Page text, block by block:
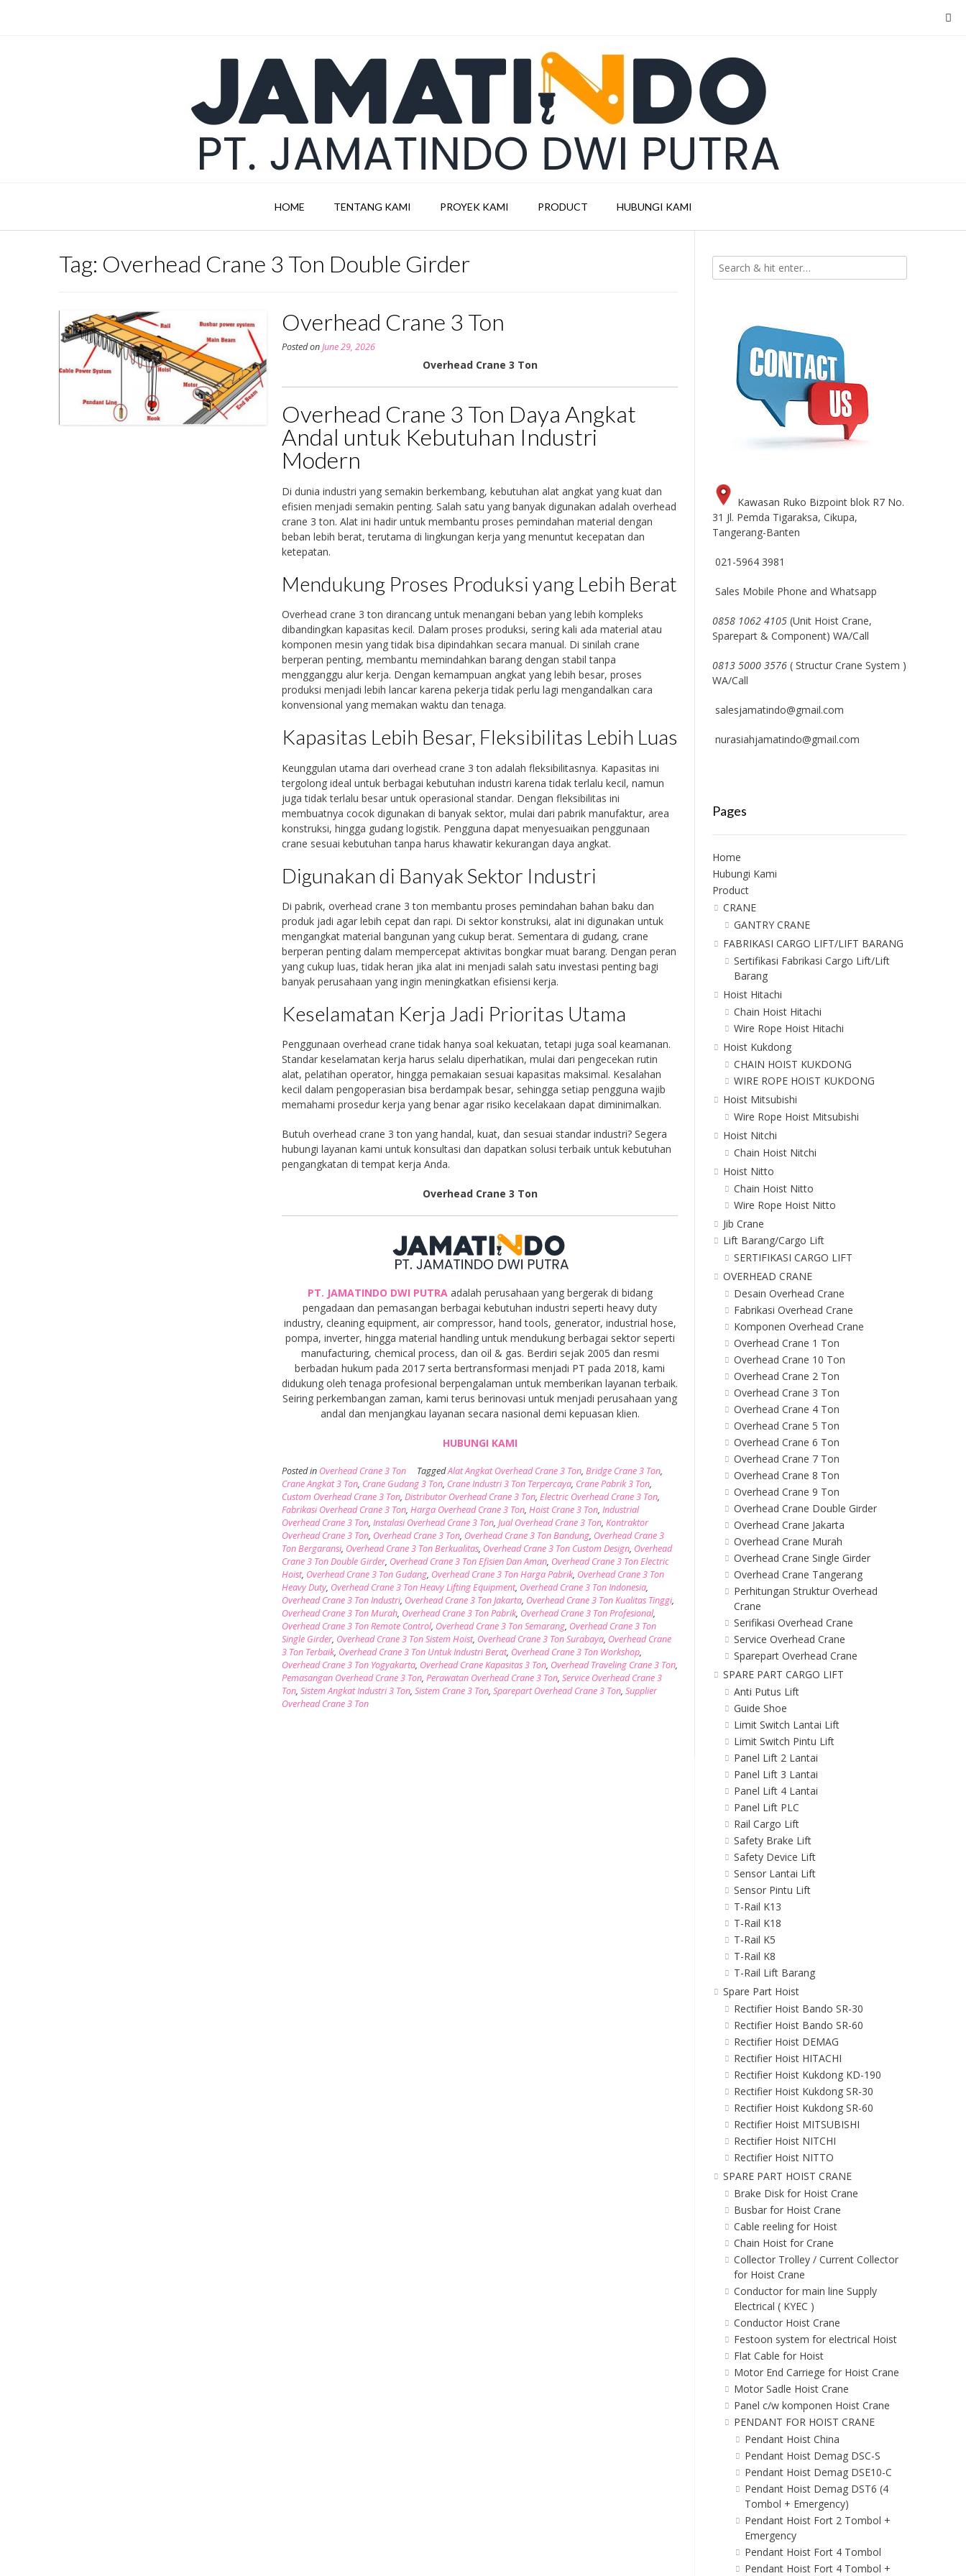
HOME TENTANG KAMI PROYEK KAMI PRODUCT HUBUNGI KAMI
Tag: Overhead Crane 3 Ton Double Girder
Overhead Crane 3 Ton
Posted onJune 29, 2026
Overhead Crane 3 Ton
Overhead Crane 3 Ton Daya Angkat
Andal untuk Kebutuhan Industri
Modern
Di dunia industri yang semakin berkembang, kebutuhan alat angkat yang kuat dan
efisien menjadi semakin penting. Salah satu yang banyak digunakan adalah overhead
crane 3 ton. Alat ini hadir untuk membantu proses pemindahan material dengan
beban lebih berat, terutama di lingkungan kerja yang menuntut kecepatan dan
ketepatan.
Mendukung Proses Produksi yang Lebih Berat
Overhead crane 3 ton dirancang untuk menangani beban yang lebih kompleks
dibandingkan kapasitas kecil. Dalam proses produksi, sering kali ada material atau
komponen mesin yang tidak bisa dipindahkan secara manual. Di sinilah crane
berperan penting, membantu memindahkan barang dengan stabil tanpa
mengganggu alur kerja. Dengan kemampuan angkat yang lebih besar, proses
produksi menjadi lebih lancar karena pekerja tidak perlu lagi mengandalkan cara
konvensional yang memakan waktu dan tenaga.
Kapasitas Lebih Besar, Fleksibilitas Lebih Luas
Keunggulan utama dari overhead crane 3 ton adalah fleksibilitasnya. Kapasitas ini
tergolong ideal untuk berbagai kebutuhan industri karena tidak terlalu kecil, namun
juga tidak terlalu besar untuk operasional standar. Dengan fleksibilitas ini
membuatnya cocok digunakan di banyak sektor, mulai dari pabrik manufaktur, area
konstruksi, hingga gudang logistik. Pengguna dapat menyesuaikan penggunaan
crane sesuai kebutuhan tanpa harus khawatir kekurangan daya angkat.
Digunakan di Banyak Sektor Industri
Di pabrik, overhead crane 3 ton membantu proses pemindahan bahan baku dan
produk jadi agar lebih cepat dan rapi. Di sektor konstruksi, alat ini digunakan untuk
mengangkat material bangunan yang cukup berat. Sementara di gudang, crane
berperan penting dalam mempercepat aktivitas bongkar muat barang. Dengan peran
yang cukup luas, tidak heran jika alat ini menjadi salah satu investasi penting bagi
banyak perusahaan yang ingin meningkatkan efisiensi kerja.
Keselamatan Kerja Jadi Prioritas Utama
Penggunaan overhead crane tidak hanya soal kekuatan, tetapi juga soal keamanan.
Standar keselamatan kerja harus selalu diperhatikan, mulai dari pengecekan rutin
alat, pelatihan operator, hingga pemakaian sesuai kapasitas maksimal. Kesalahan
kecil dalam pengoperasian bisa berdampak besar, sehingga setiap pengguna wajib
memahami prosedur kerja yang benar agar risiko kecelakaan dapat diminimalkan.
Butuh overhead crane 3 ton yang handal, kuat, dan sesuai standar industri? Segera
hubungi layanan kami untuk konsultasi dan dapatkan solusi terbaik untuk kebutuhan
pengangkatan di tempat kerja Anda.
Overhead Crane 3 Ton
PT. JAMATINDO DWI PUTRAadalah perusahaan yang bergerak di bidang
pengadaan dan pemasangan berbagai kebutuhan industri seperti heavy duty
industry, cleaning equipment, air compressor, hand tools, generator, industrial hose,
pompa, inverter, hingga material handling untuk mendukung berbagai sektor seperti
manufacturing, chemical process, dan oil & gas. Berdiri sejak 2005 dan resmi
berbadan hukum pada 2017 serta bertransformasi menjadi PT pada 2018, kami
didukung oleh tenaga profesional berpengalaman untuk memberikan layanan terbaik.
Seiring perkembangan zaman, kami terus berinovasi untuk menjadi perusahaan yang
andal dan menjangkau layanan secara nasional demi kepuasan klien.
HUBUNGI KAMI
Posted in Overhead Crane 3 Ton TaggedAlat Angkat Overhead Crane 3 Ton,Bridge Crane 3 Ton,
Crane Angkat 3 Ton, Crane Gudang 3 Ton, Crane Industri 3 Ton Terpercaya, Crane Pabrik 3 Ton,
Custom Overhead Crane 3 Ton,Distributor Overhead Crane 3 Ton,Electric Overhead Crane 3 Ton,
Fabrikasi Overhead Crane 3 Ton,Harga Overhead Crane 3 Ton,Hoist Crane 3 Ton,Industrial
Overhead Crane 3 Ton,Instalasi Overhead Crane 3 Ton,Jual Overhead Crane 3 Ton,Kontraktor
Overhead Crane 3 Ton, Overhead Crane 3 Ton, Overhead Crane 3 Ton Bandung, Overhead Crane 3
Ton Bergaransi, Overhead Crane 3 Ton Berkualitas, Overhead Crane 3 Ton Custom Design, Overhead
Crane 3 Ton Double Girder, Overhead Crane 3 Ton Efisien Dan Aman, Overhead Crane 3 Ton Electric
Hoist, Overhead Crane 3 Ton Gudang, Overhead Crane 3 Ton Harga Pabrik, Overhead Crane 3 Ton
Heavy Duty, Overhead Crane 3 Ton Heavy Lifting Equipment, Overhead Crane 3 Ton Indonesia,
Overhead Crane 3 Ton Industri, Overhead Crane 3 Ton Jakarta, Overhead Crane 3 Ton Kualitas Tinggi,
Overhead Crane 3 Ton Murah, Overhead Crane 3 Ton Pabrik, Overhead Crane 3 Ton Profesional,
Overhead Crane 3 Ton Remote Control, Overhead Crane 3 Ton Semarang, Overhead Crane 3 Ton
Single Girder, Overhead Crane 3 Ton Sistem Hoist, Overhead Crane 3 Ton Surabaya, Overhead Crane
3 Ton Terbaik, Overhead Crane 3 Ton Untuk Industri Berat, Overhead Crane 3 Ton Workshop,
Overhead Crane 3 Ton Yogyakarta, Overhead Crane Kapasitas 3 Ton, Overhead Traveling Crane 3 Ton,
Pemasangan Overhead Crane 3 Ton,Perawatan Overhead Crane 3 Ton,Service Overhead Crane 3
Ton,Sistem Angkat Industri 3 Ton,Sistem Crane 3 Ton,Sparepart Overhead Crane 3 Ton,Supplier
Overhead Crane 3 Ton
Kawasan Ruko Bizpoint blok R7 No.
31 Jl. Pemda Tigaraksa, Cikupa,
Tangerang-Banten
021-5964 3981
Sales Mobile Phone and Whatsapp
0858 1062 4105(Unit Hoist Crane,
Sparepart & Component) WA/Call
0813 5000 3576( Structur Crane System )
WA/Call
salesjamatindo@gmail.com
nurasiahjamatindo@gmail.com
Pages
Home
Hubungi Kami
Product
CRANE
GANTRY CRANE
FABRIKASI CARGO LIFT/LIFT BARANG
Sertifikasi Fabrikasi Cargo Lift/Lift
Barang
Hoist Hitachi
Chain Hoist Hitachi
Wire Rope Hoist Hitachi
Hoist Kukdong
CHAIN HOIST KUKDONG
WIRE ROPE HOIST KUKDONG
Hoist Mitsubishi
Wire Rope Hoist Mitsubishi
Hoist Nitchi
Chain Hoist Nitchi
Hoist Nitto
Chain Hoist Nitto
Wire Rope Hoist Nitto
Jib Crane
Lift Barang/Cargo Lift
SERTIFIKASI CARGO LIFT
OVERHEAD CRANE
Desain Overhead Crane
Fabrikasi Overhead Crane
Komponen Overhead Crane
Overhead Crane 1 Ton
Overhead Crane 10 Ton
Overhead Crane 2 Ton
Overhead Crane 3 Ton
Overhead Crane 4 Ton
Overhead Crane 5 Ton
Overhead Crane 6 Ton
Overhead Crane 7 Ton
Overhead Crane 8 Ton
Overhead Crane 9 Ton
Overhead Crane Double Girder
Overhead Crane Jakarta
Overhead Crane Murah
Overhead Crane Single Girder
Overhead Crane Tangerang
Perhitungan Struktur Overhead
Crane
Serifikasi Overhead Crane
Service Overhead Crane
Sparepart Overhead Crane
SPARE PART CARGO LIFT
Anti Putus Lift
Guide Shoe
Limit Switch Lantai Lift
Limit Switch Pintu Lift
Panel Lift 2 Lantai
Panel Lift 3 Lantai
Panel Lift 4 Lantai
Panel Lift PLC
Rail Cargo Lift
Safety Brake Lift
Safety Device Lift
Sensor Lantai Lift
Sensor Pintu Lift
T-Rail K13
T-Rail K18
T-Rail K5
T-Rail K8
T-Rail Lift Barang
Spare Part Hoist
Rectifier Hoist Bando SR-30
Rectifier Hoist Bando SR-60
Rectifier Hoist DEMAG
Rectifier Hoist HITACHI
Rectifier Hoist Kukdong KD-190
Rectifier Hoist Kukdong SR-30
Rectifier Hoist Kukdong SR-60
Rectifier Hoist MITSUBISHI
Rectifier Hoist NITCHI
Rectifier Hoist NITTO
SPARE PART HOIST CRANE
Brake Disk for Hoist Crane
Busbar for Hoist Crane
Cable reeling for Hoist
Chain Hoist for Crane
Collector Trolley / Current Collector
for Hoist Crane
Conductor for main line Supply
Electrical ( KYEC )
Conductor Hoist Crane
Festoon system for electrical Hoist
Flat Cable for Hoist
Motor End Carriege for Hoist Crane
Motor Sadle Hoist Crane
Panel c/w komponen Hoist Crane
PENDANT FOR HOIST CRANE
Pendant Hoist China
Pendant Hoist Demag DSC-S
Pendant Hoist Demag DSE10-C
Pendant Hoist Demag DST6 (4
Tombol + Emergency)
Pendant Hoist Fort 2 Tombol +
Emergency
Pendant Hoist Fort 4 Tombol
Pendant Hoist Fort 4 Tombol +